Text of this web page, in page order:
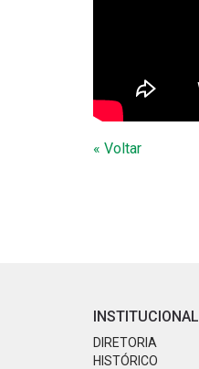
« Voltar
INSTITUCIONAL
DIRETORIA
HISTÓRICO